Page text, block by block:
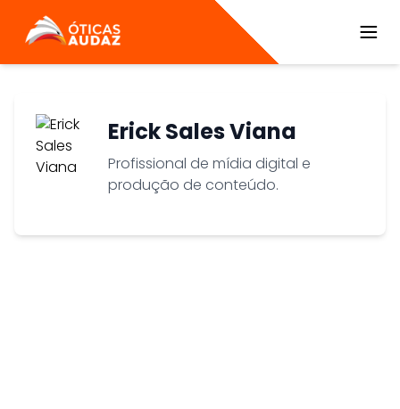
ÓTICAS AUDAZ
Erick Sales Viana
Profissional de mídia digital e
produção de conteúdo.